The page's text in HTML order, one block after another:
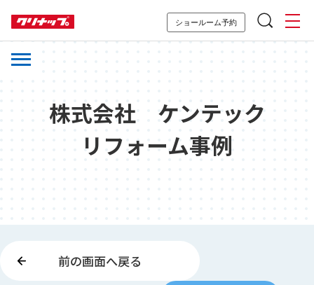
ショールーム予約
株式会社 ケンテック
リフォーム事例
前の画面へ戻る